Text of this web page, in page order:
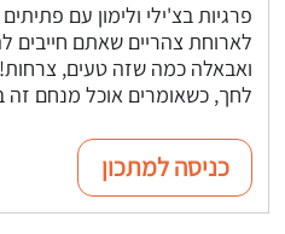
פרגיות בצ'ילי ולימון עם
לארוחת צהריים שאתם חייבים
ואבאלה כמה שזה טעים,
לחך, כשאומרים אוכל מנחם זה
כניסה למתכון